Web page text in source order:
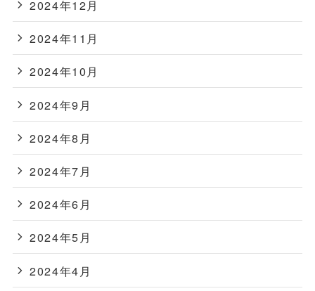
2024年12月
2024年11月
2024年10月
2024年9月
2024年8月
2024年7月
2024年6月
2024年5月
2024年4月